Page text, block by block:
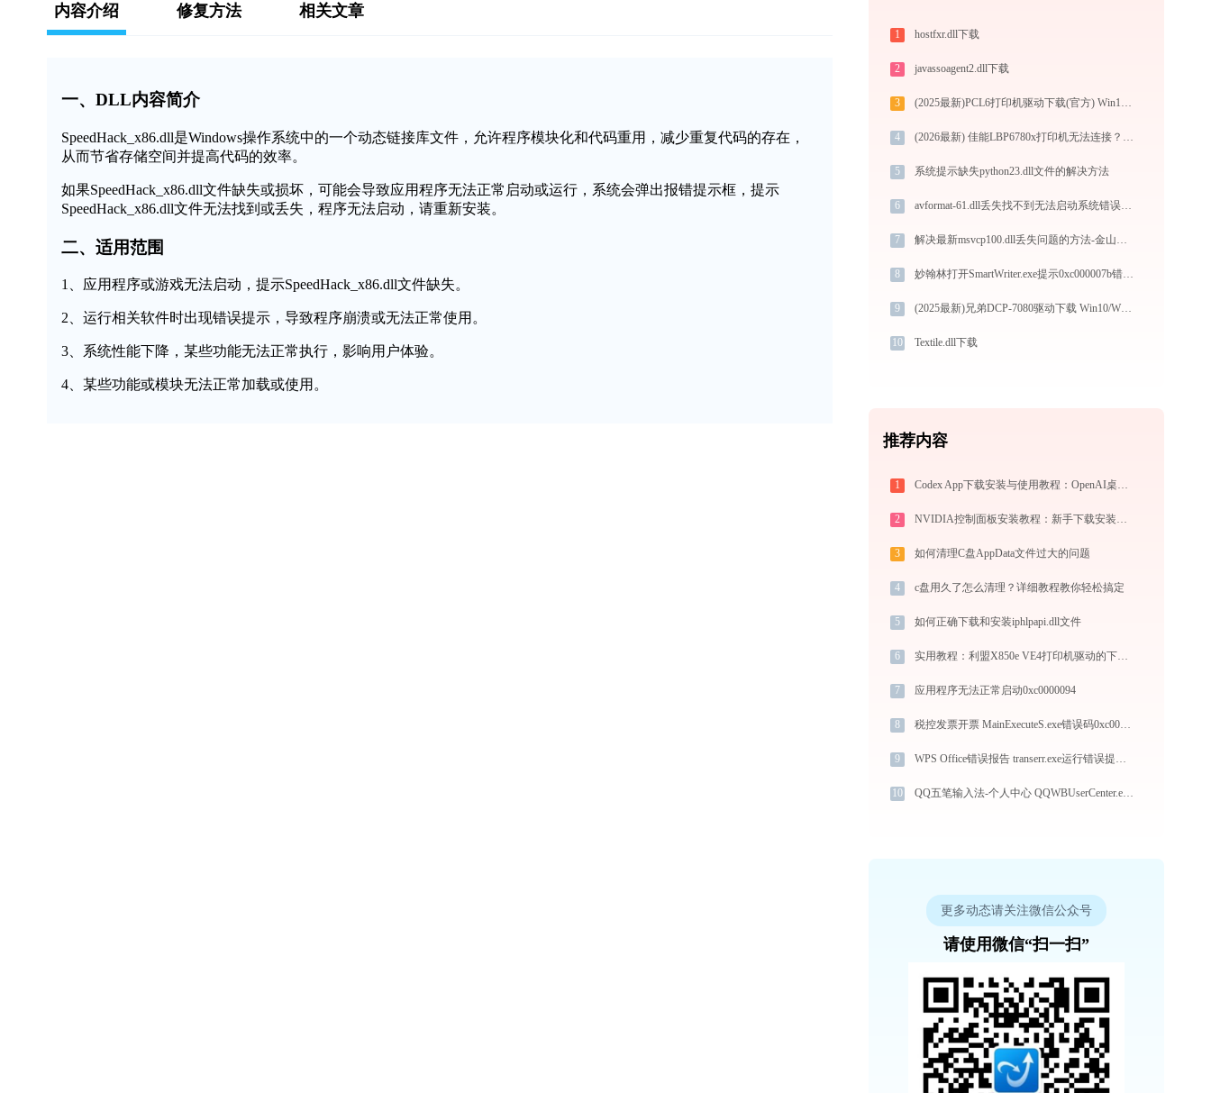
内容介绍 修复方法 相关文章
一、DLL内容简介
SpeedHack_x86.dll是Windows操作系统中的一个动态链接库文件，允许程序模块化和代码重用，减少重复代码的存在，
从而节省存储空间并提高代码的效率。
如果SpeedHack_x86.dll文件缺失或损坏，可能会导致应用程序无法正常启动或运行，系统会弹出报错提示框，提示
SpeedHack_x86.dll文件无法找到或丢失，程序无法启动，请重新安装。
二、适用范围
1、应用程序或游戏无法启动，提示SpeedHack_x86.dll文件缺失。
2、运行相关软件时出现错误提示，导致程序崩溃或无法正常使用。
3、系统性能下降，某些功能无法正常执行，影响用户体验。
4、某些功能或模块无法正常加载或使用。
1 hostfxr.dll下载
2 javassoagent2.dll下载
3 (2025最新)PCL6打印机驱动下载(官方) Win10/Win11支持
4 (2026最新) 佳能LBP6780x打印机无法连接？解决方法 - 金山毒霸
5 系统提示缺失python23.dll文件的解决方法
6 avformat-61.dll丢失找不到无法启动系统错误修复 - AI智能助手解决方案
7 解决最新msvcp100.dll丢失问题的方法-金山毒霸
8 妙翰林打开SmartWriter.exe提示0xc000007b错误码怎么办
9 (2025最新)兄弟DCP-7080驱动下载 Win10/Win11 官方安全下载图文安装教程
10 Textile.dll下载
推荐内容
1 Codex App下载安装与使用教程：OpenAI桌面端代码助手从入门到高效协作
2 NVIDIA控制面板安装教程：新手下载安装完整指南
3 如何清理C盘AppData文件过大的问题
4 c盘用久了怎么清理？详细教程教你轻松搞定
5 如何正确下载和安装iphlpapi.dll文件
6 实用教程：利盟X850e VE4打印机驱动的下载与安装技巧
7 应用程序无法正常启动0xc0000094
8 税控发票开票 MainExecuteS.exe错误码0xc000000d处理办法
9 WPS Office错误报告 transerr.exe运行错误提示0xc000000d的解决办法
10 QQ五笔输入法-个人中心 QQWBUserCenter.exe运行错误提示0xc0000043的解决办法
更多动态请关注微信公众号
请使用微信“扫一扫”